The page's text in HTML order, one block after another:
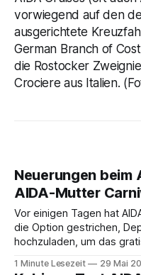
vorwiegend auf den
ausgerichtete
German Branch of
die Rostocker
Crociere aus Italien.
Neuerungen
AIDA-Mutter
Vor einigen Tagen hat
die Option gestrichen,
hochzuladen, um das
werden, um das
1 Minute Lesezeit 29 Mai